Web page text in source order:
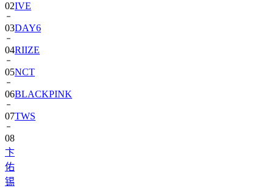
02IVE
03DAY6
04RIIZE
05NCT
06BLACKPINK
07TWS
08
卞
佑
锡